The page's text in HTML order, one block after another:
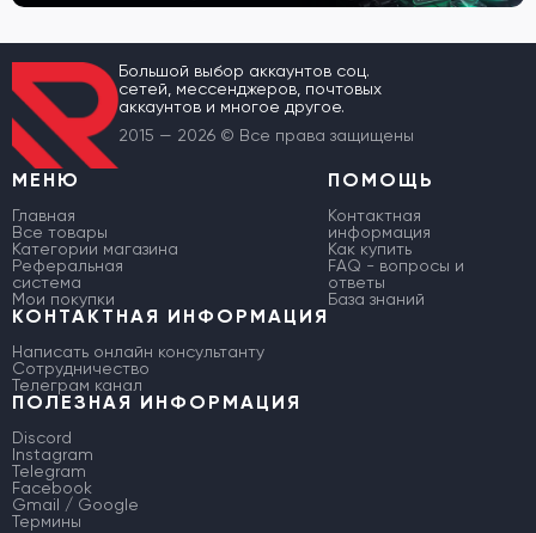
Большой выбор аккаунтов соц.
сетей, мессенджеров, почтовых
аккаунтов и многое другое.
2015 — 2026 © Все права защищены
МЕНЮ
Главная
Все товары
Категории магазина
Реферальная
система
Мои покупки
ПОМОЩЬ
Контактная
информация
Как купить
FAQ - вопросы и
ответы
База знаний
КОНТАКТНАЯ ИНФОРМАЦИЯ
Написать онлайн консультанту
Сотрудничество
Телеграм канал
ПОЛЕЗНАЯ ИНФОРМАЦИЯ
Discord
Instagram
Telegram
Facebook
Gmail / Google
Термины